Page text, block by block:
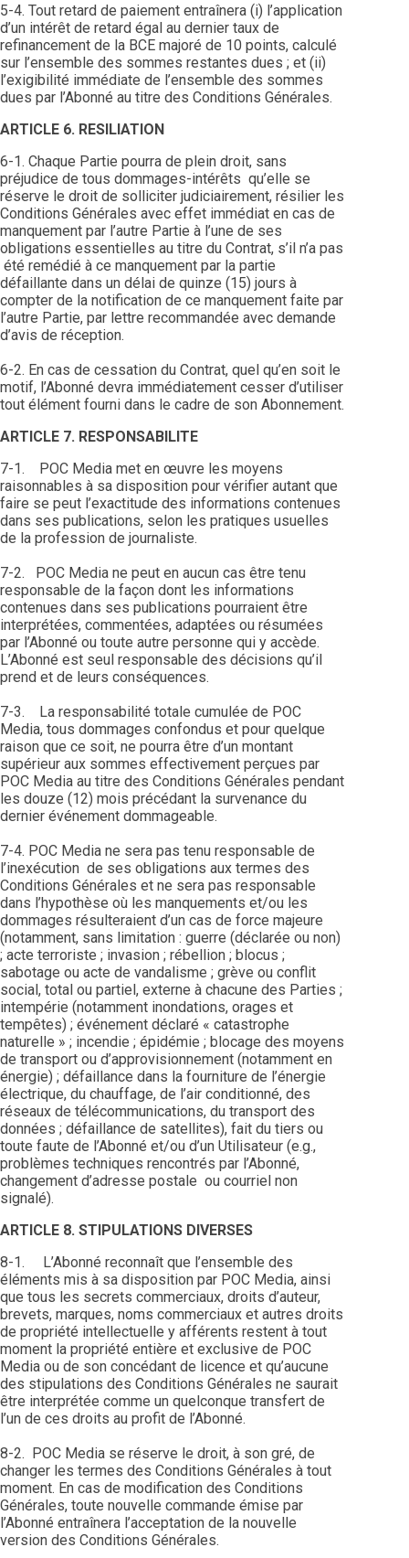
5-4. Tout retard de paiement entraînera (i) l’application
d’un intérêt de retard égal au dernier taux de
refinancement de la BCE majoré de 10 points, calculé
sur l’ensemble des sommes restantes dues ; et (ii)
l’exigibilité immédiate de l’ensemble des sommes
dues par l’Abonné au titre des Conditions Générales.
ARTICLE 6. RESILIATION
6-1. Chaque Partie pourra de plein droit, sans
préjudice de tous dommages-intérêts qu’elle se
réserve le droit de solliciter judiciairement, résilier les
Conditions Générales avec effet immédiat en cas de
manquement par l’autre Partie à l’une de ses
obligations essentielles au titre du Contrat, s’il n’a pas
été remédié à ce manquement par la partie
défaillante dans un délai de quinze (15) jours à
compter de la notification de ce manquement faite par
l’autre Partie, par lettre recommandée avec demande
d’avis de réception.
6-2. En cas de cessation du Contrat, quel qu’en soit le
motif, l’Abonné devra immédiatement cesser d’utiliser
tout élément fourni dans le cadre de son Abonnement.
ARTICLE 7. RESPONSABILITE
7-1. POC Media met en œuvre les moyens
raisonnables à sa disposition pour vérifier autant que
faire se peut l’exactitude des informations contenues
dans ses publications, selon les pratiques usuelles
de la profession de journaliste.
7-2. POC Media ne peut en aucun cas être tenu
responsable de la façon dont les informations
contenues dans ses publications pourraient être
interprétées, commentées, adaptées ou résumées
par l’Abonné ou toute autre personne qui y accède.
L’Abonné est seul responsable des décisions qu’il
prend et de leurs conséquences.
7-3. La responsabilité totale cumulée de POC
Media, tous dommages confondus et pour quelque
raison que ce soit, ne pourra être d’un montant
supérieur aux sommes effectivement perçues par
POC Media au titre des Conditions Générales pendant
les douze (12) mois précédant la survenance du
dernier événement dommageable.
7-4. POC Media ne sera pas tenu responsable de
l’inexécution de ses obligations aux termes des
Conditions Générales et ne sera pas responsable
dans l’hypothèse où les manquements et/ou les
dommages résulteraient d’un cas de force majeure
(notamment, sans limitation : guerre (déclarée ou non)
; acte terroriste ; invasion ; rébellion ; blocus ;
sabotage ou acte de vandalisme ; grève ou conflit
social, total ou partiel, externe à chacune des Parties ;
intempérie (notamment inondations, orages et
tempêtes) ; événement déclaré « catastrophe
naturelle » ; incendie ; épidémie ; blocage des moyens
de transport ou d’approvisionnement (notamment en
énergie) ; défaillance dans la fourniture de l’énergie
électrique, du chauffage, de l’air conditionné, des
réseaux de télécommunications, du transport des
données ; défaillance de satellites), fait du tiers ou
toute faute de l’Abonné et/ou d’un Utilisateur (e.g.,
problèmes techniques rencontrés par l’Abonné,
changement d’adresse postale ou courriel non
signalé).
ARTICLE 8. STIPULATIONS DIVERSES
8-1. L’Abonné reconnaît que l’ensemble des
éléments mis à sa disposition par POC Media, ainsi
que tous les secrets commerciaux, droits d’auteur,
brevets, marques, noms commerciaux et autres droits
de propriété intellectuelle y afférents restent à tout
moment la propriété entière et exclusive de POC
Media ou de son concédant de licence et qu’aucune
des stipulations des Conditions Générales ne saurait
être interprétée comme un quelconque transfert de
l’un de ces droits au profit de l’Abonné.
8-2. POC Media se réserve le droit, à son gré, de
changer les termes des Conditions Générales à tout
moment. En cas de modification des Conditions
Générales, toute nouvelle commande émise par
l’Abonné entraînera l’acceptation de la nouvelle
version des Conditions Générales.